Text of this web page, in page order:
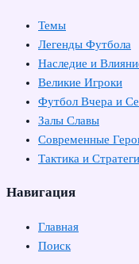
Темы
Легенды Футбола
Наследие и
Великие Игроки
Футбол Вчера и
Залы Славы
Современные
Тактика и
Навигация
Главная
Поиск